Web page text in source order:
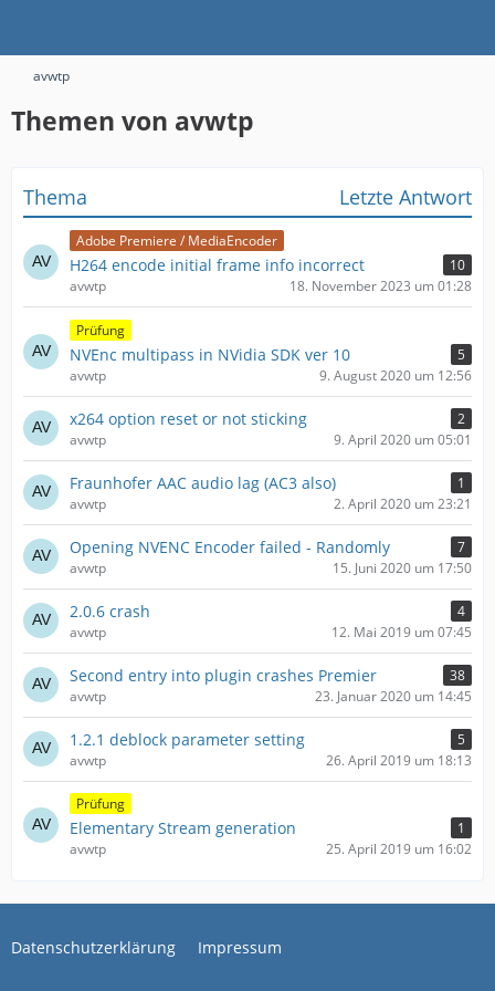
avwtp
Themen von avwtp
Thema Letzte Antwort
Adobe Premiere / MediaEncoder
H264 encode initial frame info incorrect
10
avwtp
18. November 2023 um 01:28
Prüfung
NVEnc multipass in NVidia SDK ver 10
5
avwtp
9. August 2020 um 12:56
x264 option reset or not sticking
2
avwtp
9. April 2020 um 05:01
Fraunhofer AAC audio lag (AC3 also)
1
avwtp
2. April 2020 um 23:21
Opening NVENC Encoder failed - Randomly
7
avwtp
15. Juni 2020 um 17:50
2.0.6 crash
4
avwtp
12. Mai 2019 um 07:45
Second entry into plugin crashes Premier
38
avwtp
23. Januar 2020 um 14:45
1.2.1 deblock parameter setting
5
avwtp
26. April 2019 um 18:13
Prüfung
Elementary Stream generation
1
avwtp
25. April 2019 um 16:02
Datenschutzerklärung Impressum